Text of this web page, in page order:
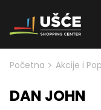
Skip to content
Početna > Akcije i
DAN JOHN